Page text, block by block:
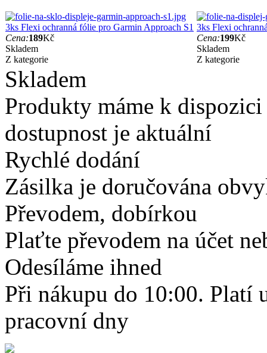
3ks Flexi ochranná fólie pro Garmin Approach S1
Cena:189Kč
Skladem
Z kategorie
3ks Flexi
Cena:199Kč
Skladem
Z kategorie
Skladem
Produkty máme k
dostupnost je aktuální
Rychlé dodání
Zásilka je doručována
Převodem, dobírkou
Plaťte převodem na účet
Odesíláme ihned
Při nákupu do 10:00. Platí
pracovní dny